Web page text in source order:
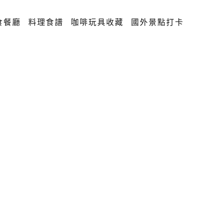
餐廳 料理食譜 咖啡玩具收藏 國外景點打卡